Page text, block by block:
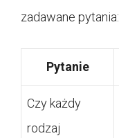
zadawane pytania:
Pytanie
Czy każdy
rodzaj